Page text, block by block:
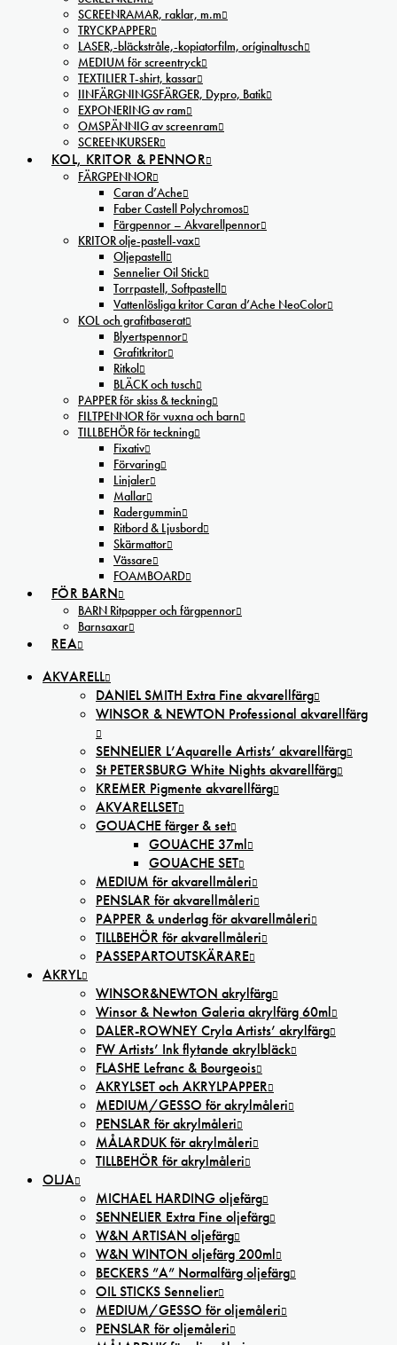
SCREENRAMAR, raklar, m.m
TRYCKPAPPER
LASER,-bläckstråle,-kopiatorfilm, oríginaltusch
MEDIUM för screentryck
TEXTILIER T-shirt, kassar
IINFÄRGNINGSFÄRGER, Dypro, Batik
EXPONERING av ram
OMSPÄNNIG av screenram
SCREENKURSER
KOL, KRITOR & PENNOR
FÄRGPENNOR
Caran d’Ache
Faber Castell Polychromos
Färgpennor – Akvarellpennor
KRITOR olje-pastell-vax
Oljepastell
Sennelier Oil Stick
Torrpastell, Softpastell
Vattenlösliga kritor Caran d’Ache NeoColor
KOL och grafitbaserat
Blyertspennor
Grafitkritor
Ritkol
BLÄCK och tusch
PAPPER för skiss & teckning
FILTPENNOR för vuxna och barn
TILLBEHÖR för teckning
Fixativ
Förvaring
Linjaler
Mallar
Radergummin
Ritbord & Ljusbord
Skärmattor
Vässare
FOAMBOARD
FÖR BARN
BARN Ritpapper och färgpennor
Barnsaxar
REA
AKVARELL
DANIEL SMITH Extra Fine akvarellfärg
WINSOR & NEWTON Professional akvarellfärg
SENNELIER L’Aquarelle Artists’ akvarellfärg
St PETERSBURG White Nights akvarellfärg
KREMER Pigmente akvarellfärg
AKVARELLSET
GOUACHE färger & set
GOUACHE 37ml
GOUACHE SET
MEDIUM för akvarellmåleri
PENSLAR för akvarellmåleri
PAPPER & underlag för akvarellmåleri
TILLBEHÖR för akvarellmåleri
PASSEPARTOUTSKÄRARE
AKRYL
WINSOR&NEWTON akrylfärg
Winsor & Newton Galeria akrylfärg 60ml
DALER-ROWNEY Cryla Artists’ akrylfärg
FW Artists’ Ink flytande akrylbläck
FLASHE Lefranc & Bourgeois
AKRYLSET och AKRYLPAPPER
MEDIUM/GESSO för akrylmåleri
PENSLAR för akrylmåleri
MÅLARDUK för akrylmåleri
TILLBEHÖR för akrylmåleri
OLJA
MICHAEL HARDING oljefärg
SENNELIER Extra Fine oljefärg
W&N ARTISAN oljefärg
W&N WINTON oljefärg 200ml
BECKERS ”A” Normalfärg oljefärg
OIL STICKS Sennelier
MEDIUM/GESSO för oljemåleri
PENSLAR för oljemåleri